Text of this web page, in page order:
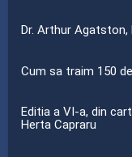
Dr. Arthur
Cum sa traim 150
Editia a VI-a, din
Herta Capraru